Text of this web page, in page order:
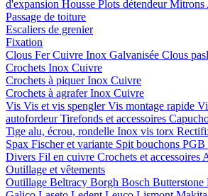
d'expansion Housse Plots détendeurMitrons
Passage de toiture
Escaliers de grenier
Fixation
Clous FerCuivre Inox Galvanisée Clous
Crochets Inox Cuivre
Crochets à piquerInox Cuivre
Crochets à agraferInox Cuivre
Vis Vis et vis spenglerVis montage rapide
autofordeurTirefonds et accessoires
Tige alu, écrou, rondelle Inox vis torx
Spax Fischer et variante Spit bouchons PGB
Divers Fil en cuivre Crochets et accessoires
Outillage et vêtements
Outillage Beltracy Borgh Bosch Butterstone